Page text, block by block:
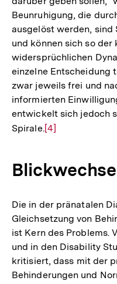
Beunruhigung, die
ausgelöst werden,
und können sich so
widersprüchlichen
einzelne Entscheidung
zwar jeweils frei und
informierten
entwickelt sich jedoch
Spirale.Zur
Fußnote
[4]
Die in der pränatalen
Gleichsetzung von
ist Kern des Problems.
und in den Disability
kritisiert, dass mit der
Behinderungen und